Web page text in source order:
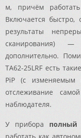
м, причём
Включается быстро,
результаты
сканирования)
дополнительно.
TA62-25LRF есть
PiP (с изменяемым
отслеживание
наблюдателя.
У прибора полный